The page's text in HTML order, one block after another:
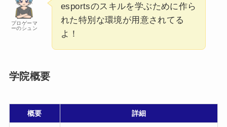
プロゲーマ
ーのシュン
esportsのスキルを学ぶために作ら
れた特別な環境が用意されてる
よ！
学院概要
概要 詳細